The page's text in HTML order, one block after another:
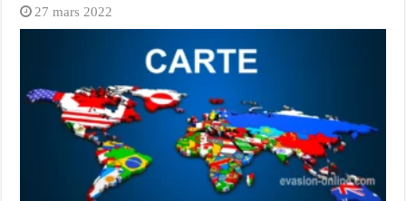
27 mars 2022